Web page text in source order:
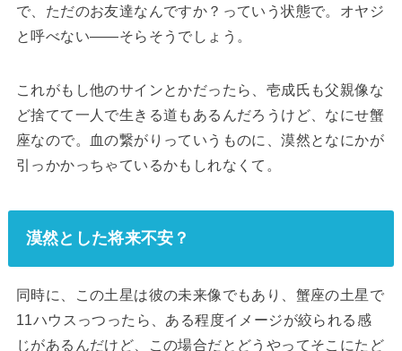
で、ただのお友達なんですか？っていう状態で。オヤジ
と呼べない――そらそうでしょう。
これがもし他のサインとかだったら、壱成氏も父親像な
ど捨てて一人で生きる道もあるんだろうけど、なにせ蟹
座なので。血の繋がりっていうものに、漠然となにかが
引っかかっちゃているかもしれなくて。
漠然とした将来不安？
同時に、この土星は彼の未来像でもあり、蟹座の土星で
11ハウスっつったら、ある程度イメージが絞られる感
じがあるんだけど、この場合だとどうやってそこにたど